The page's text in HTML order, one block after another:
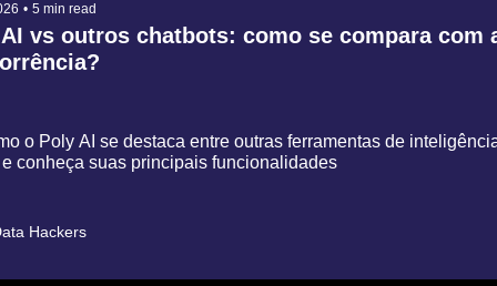
• 5 min read
vs outros chatbots: como se compara com
o Poly AI se destaca entre outras ferramentas de
conheça suas principais funcionalidades
Hackers